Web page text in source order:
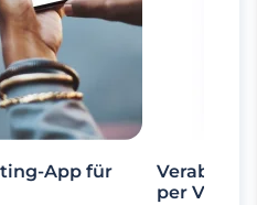
App für
per